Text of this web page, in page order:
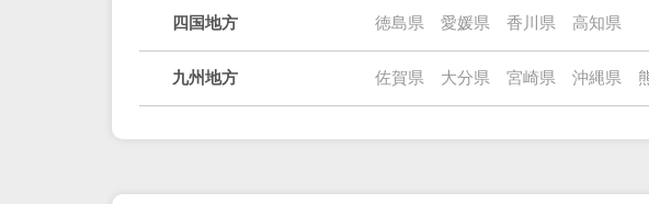
四国地方 徳島県 愛媛県 香川県 高知県
九州地方 佐賀県 大分県 宮崎県 沖縄県